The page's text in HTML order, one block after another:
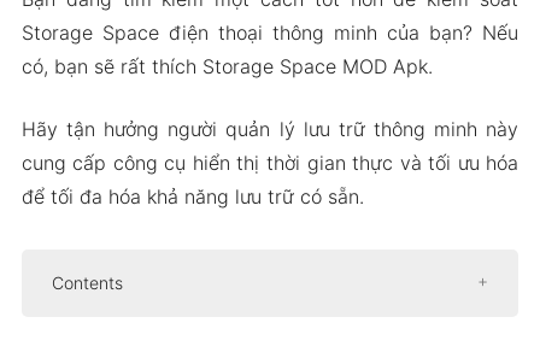
Storage Space điện thoại thông minh của bạn? Nếu
có, bạn sẽ rất thích Storage Space MOD Apk.
Hãy tận hưởng người quản lý lưu trữ thông minh này
cung cấp công cụ hiển thị thời gian thực và tối ưu hóa
để tối đa hóa khả năng lưu trữ có sẵn.
Contents